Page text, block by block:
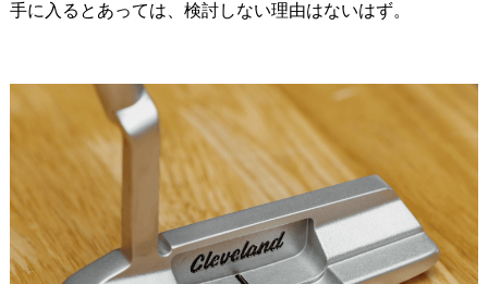
手に入るとあっては、検討しない理由はないはず。